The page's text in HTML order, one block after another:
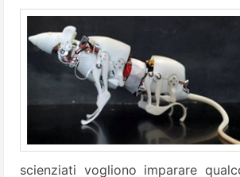
scienziati vogliono imparare